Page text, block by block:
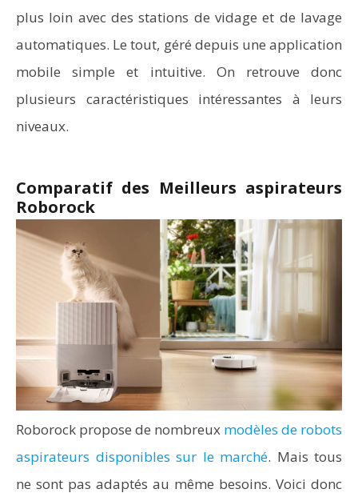
plus loin avec des stations de vidage et de lavage
automatiques. Le tout, géré depuis une application
mobile simple et intuitive. On retrouve donc
plusieurs caractéristiques intéressantes à leurs
niveaux.
Comparatif des Meilleurs aspirateurs
Roborock
Roborock propose de nombreux modèles de robots
aspirateurs disponibles sur le marché. Mais tous
ne sont pas adaptés au même besoins. Voici donc